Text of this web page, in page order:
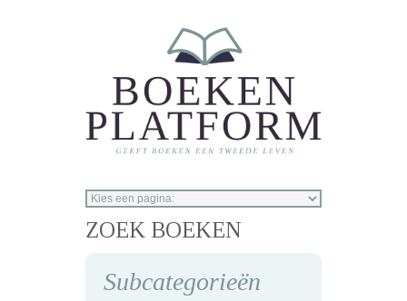
ZOEK BOEKEN
Subcategorieën